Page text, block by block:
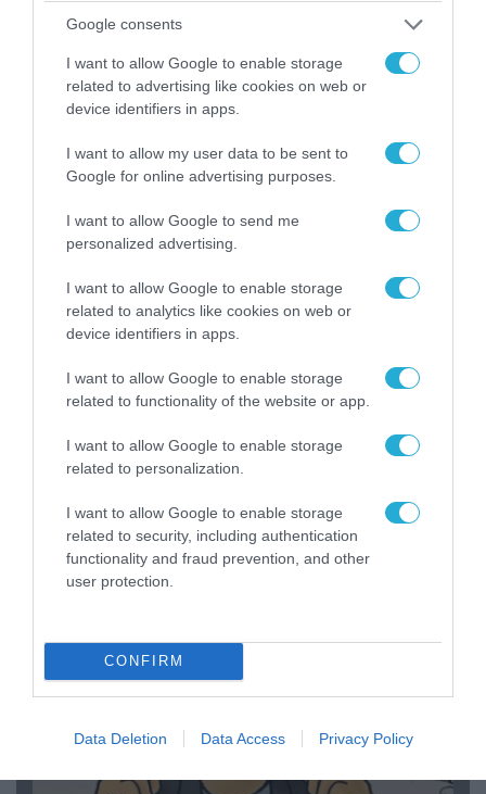
Google consents
I want to allow Google to enable storage
related to advertising like cookies on web or
device identifiers in apps.
I want to allow my user data to be sent to
Google for online advertising purposes.
I want to allow Google to send me
personalized advertising.
I want to allow Google to enable storage
related to analytics like cookies on web or
device identifiers in apps.
I want to allow Google to enable storage
related to functionality of the website or app.
I want to allow Google to enable storage
related to personalization.
I want to allow Google to enable storage
related to security, including authentication
functionality and fraud prevention, and other
user protection.
CONFIRM
Data Deletion Data Access Privacy Policy
07.08.2026 | 20:02
Ο Γιάννης Αλαφούζος «τέλειωσε» τον
Κωνσταντίνο Ζούλα από τον ΣΚΑΪ – Ο λόγος της
06.08.2026 | 14:02
«Επιχείρηση ελεύθερα πεζοδρόμια» στην
αντικείμενα από κοινόχρηστους χώρους